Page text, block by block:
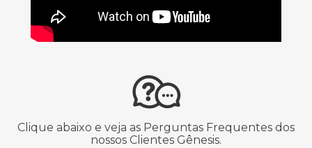
Clique abaixo e veja as Perguntas Frequentes dos
nossos Clientes Gênesis.